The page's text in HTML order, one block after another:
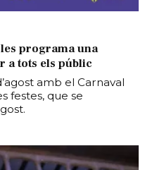
programa una
a tots els públic
amb el Carnaval
festes, que se